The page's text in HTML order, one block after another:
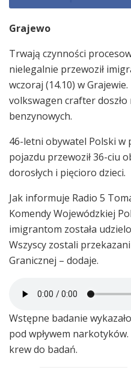
Grajewo
Trwają czynności
nielegalnie przewoził
wczoraj (14.10) w
volkswagen crafter doszło
benzynowych.
46-letni obywatel Polski w
pojazdu przewoził 36-ciu
dorosłych i pięcioro dzieci.
Jak informuje Radio 5
Komendy Wojewódzkiej
imigrantom została
Wszyscy zostali
Granicznej – dodaje.
Wstępne badanie
pod wpływem
krew do badań.